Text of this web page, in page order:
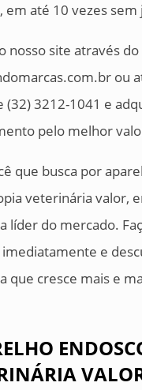
em até 10 vezes sem
nosso site através
ou
(32) 3212-1041 e
pelo melhor
que busca por
veterinária valor,
líder do mercado.
imediatamente e
que cresce mais e